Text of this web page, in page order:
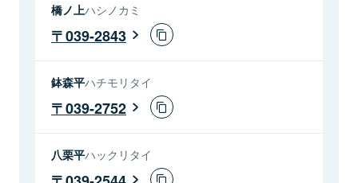
橋ノ上ハシノカミ
039-2843
鉢森平ハチモリタイ
039-2752
八栗平ハックリタイ